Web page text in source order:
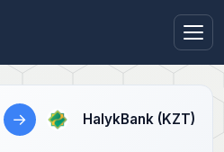
→ HalykBank (KZT)